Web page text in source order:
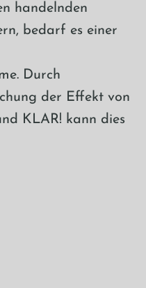
handelnden
bedarf es einer
Durch
der Effekt von
KLAR! kann dies